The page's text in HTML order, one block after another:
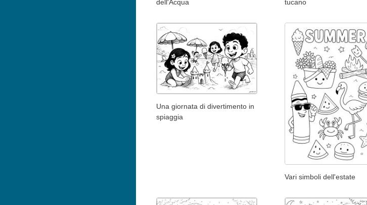
dell'Acqua
tucano
Una giornata di divertimento in
spiaggia
Vari simboli dell'estate